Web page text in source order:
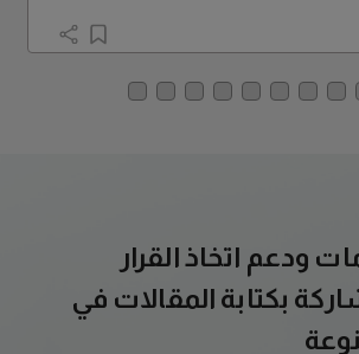
ودعم اتخاذ القرار
بكتابة المقالات في